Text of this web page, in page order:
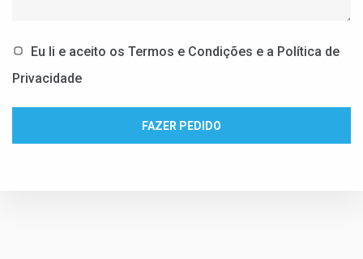
Eu li e aceito os Termos e Condições e a Política de
Privacidade